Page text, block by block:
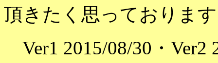
頂きたく思っておりま
Ver1 2015/08/30・Ver2